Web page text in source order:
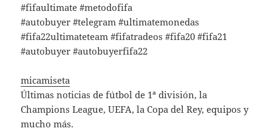
#fifaultimate #metodofifa
#autobuyer #telegram #ultimatemonedas
#fifa22ultimateteam #fifatradeos #fifa20 #fifa21
#autobuyer #autobuyerfifa22
micamiseta
Últimas noticias de fútbol de 1ª división, la
Champions League, UEFA, la Copa del Rey, equipos y
mucho más.